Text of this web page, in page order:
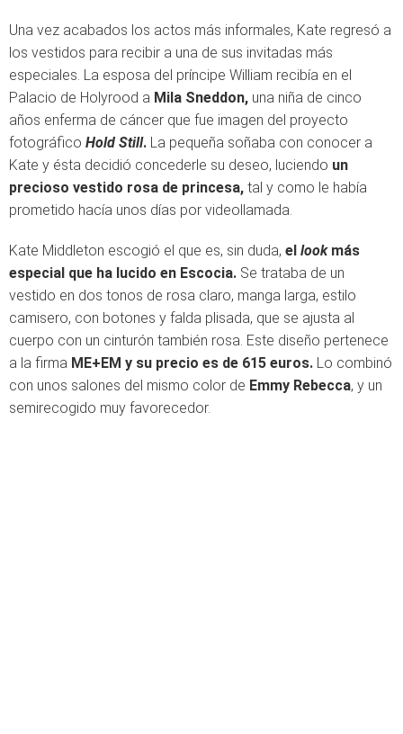
Una vez acabados los actos más informales, Kate regresó a
los vestidos para recibir a una de sus invitadas más
especiales. La esposa del príncipe William recibía en el
Palacio de Holyrood a Mila Sneddon, una niña de cinco
años enferma de cáncer que fue imagen del proyecto
fotográfico Hold Still. La pequeña soñaba con conocer a
Kate y ésta decidió concederle su deseo, luciendo un
precioso vestido rosa de princesa, tal y como le había
prometido hacía unos días por videollamada.
Kate Middleton escogió el que es, sin duda, el lookmás
especial que ha lucido en Escocia. Se trataba de un
vestido en dos tonos de rosa claro, manga larga, estilo
camisero, con botones y falda plisada, que se ajusta al
cuerpo con un cinturón también rosa. Este diseño pertenece
a la firma ME+EM y su precio es de 615 euros. Lo combinó
con unos salones del mismo color de Emmy Rebecca, y un
semirecogido muy favorecedor.